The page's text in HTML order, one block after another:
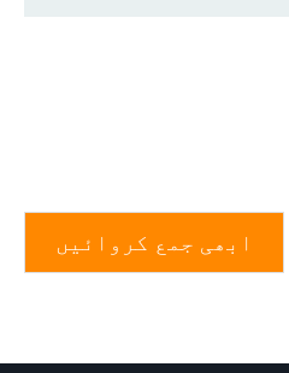
ابھی جمع کروائیں